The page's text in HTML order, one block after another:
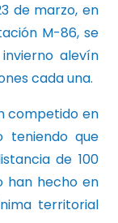
de marzo, en
M-86, se
alevín
cada una.
competido en
teniendo que
de 100
han hecho en
territorial